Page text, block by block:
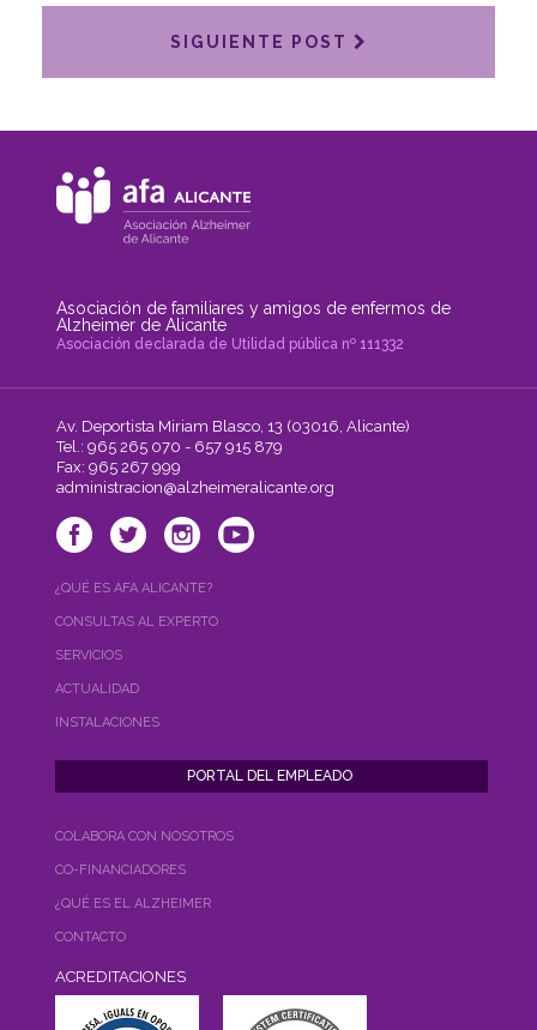
SIGUIENTE POST
Asociación de familiares y amigos de enfermos de
Alzheimer de Alicante
Asociación declarada de Utilidad pública nº 111332
Av. Deportista Miriam Blasco, 13 (03016, Alicante)
Tel.: 965 265 070 - 657 915 879
Fax: 965 267 999
administracion@alzheimeralicante.org
¿QUÉ ES AFA ALICANTE?
CONSULTAS AL EXPERTO
SERVICIOS
ACTUALIDAD
INSTALACIONES
COLABORA CON NOSOTROS
CO-FINANCIADORES
¿QUÉ ES EL ALZHEIMER
CONTACTO
ACREDITACIONES